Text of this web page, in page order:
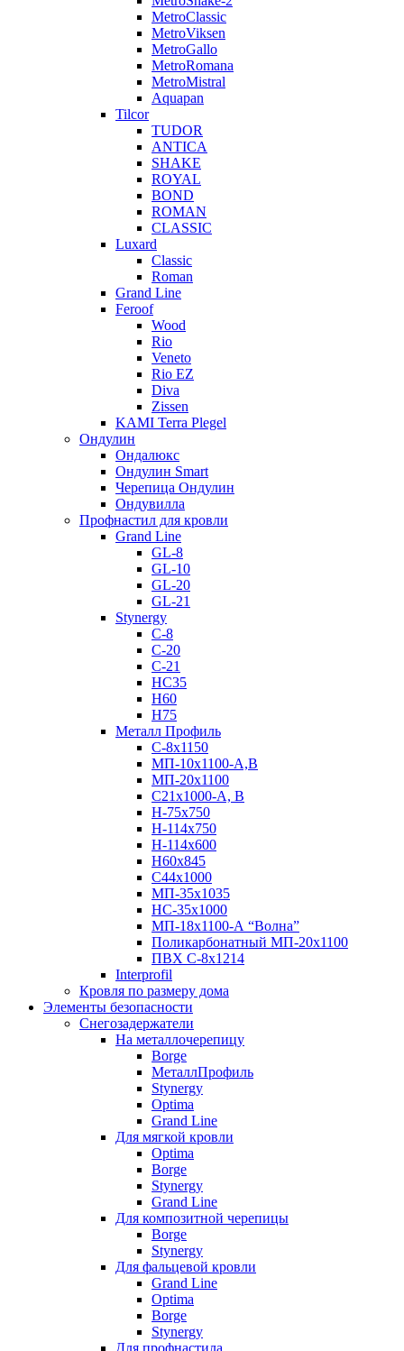
MetroClassic
MetroViksen
MetroGallo
MetroRomana
MetroMistral
Aquapan
Tilcor
TUDOR
ANTICA
SHAKE
ROYAL
BOND
ROMAN
CLASSIC
Luxard
Classic
Roman
Grand Line
Feroof
Wood
Rio
Veneto
Rio EZ
Diva
Zissen
KAMI Terra Plegel
Ондулин
Ондалюкс
Ондулин Smart
Черепица Ондулин
Ондувилла
Профнастил для кровли
Grand Line
GL-8
GL-10
GL-20
GL-21
Stynergy
C-8
C-20
C-21
НС35
Н60
H75
Металл Профиль
С-8х1150
МП-10x1100-А,В
МП-20х1100
С21х1000-А, В
H-75х750
Н-114х750
Н-114х600
Н60х845
С44х1000
МП-35х1035
НС-35х1000
МП-18х1100-А “Волна”
Поликарбонатный МП-20х1100
ПВХ С-8х1214
Interprofil
Кровля по размеру дома
Элементы безопасности
Снегозадержатели
На металлочерепицу
Borge
МеталлПрофиль
Stynergy
Optima
Grand Line
Для мягкой кровли
Optima
Borge
Stynergy
Grand Line
Для композитной черепицы
Borge
Stynergy
Для фальцевой кровли
Grand Line
Optima
Borge
Stynergy